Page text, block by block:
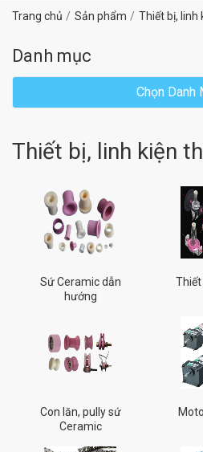
Trang chủ Sản phẩm Thiết bị, linh
Danh mục
Chọn Danh
Thiết bị, linh kiện
Sứ Ceramic dẫn
hướng
Con lăn, pully sứ
Ceramic